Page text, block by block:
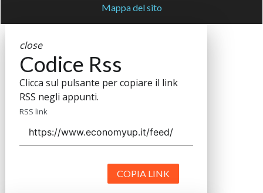
Mappa del sito
close
Codice Rss
Clicca sul pulsante per copiare il link
RSS negli appunti.
RSS link
COPIA LINK